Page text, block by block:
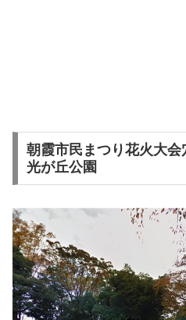
朝霞市民まつり花火大会
光が丘公園